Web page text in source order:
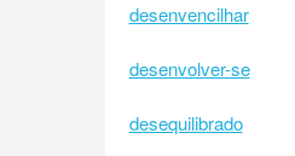
desenvencilhar
desenvolver-se
desequilibrado